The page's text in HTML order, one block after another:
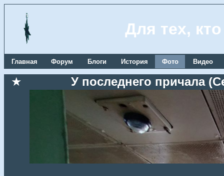
Для тех,
Главная Форум Блоги История Фото Видео
★ У последнего причала